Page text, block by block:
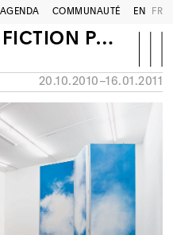
AGENDA COMMUNAUTÉ EN FR
IFP INFORMATION FICTION PUBLICITE
20.10.2010–16.01.2011